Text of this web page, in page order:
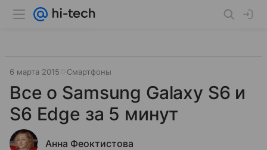
6 марта 2015 Смартфоны
Все о Samsung Galaxy S6 и
S6 Edge за 5 минут
Анна Феоктистова